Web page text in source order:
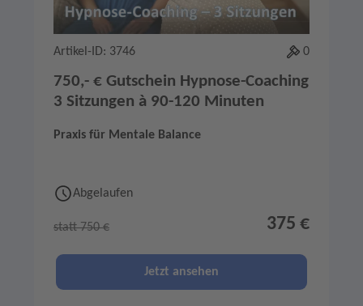
Artikel-ID: 3746 0
750,- € Gutschein Hypnose-Coaching
3 Sitzungen à 90-120 Minuten
Praxis für Mentale Balance
Abgelaufen
statt 750 € 375 €
Jetzt ansehen